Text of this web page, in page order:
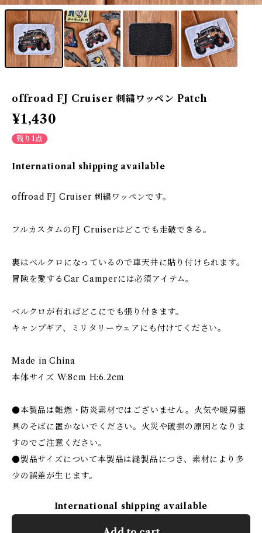
offroad FJ Cruiser 刺繍ワッペン Patch
¥1,430
残り1点
International shipping available
offroad FJ Cruiser 刺繍ワッペンです。
フルカスタムのFJ Cruiserはどこでも走破できる。
裏はベルクロになっているので車天井に貼り付けられます。
冒険を愛するCar Camperには必須アイテム。
ベルクロが有ればどこにでも張り付きます。
キャンプギア、ミリタリーウェアにも付けてください。
Made in China
本体サイズ W:8cm H:6.2cm
●本製品は難燃・防炎素材ではございません。火気や暖房器
具のそばに置かないでください。火災や破損の原因となりま
すのでご注意ください。
●製品サイズについて本製品は縫製品につき、素材により多
少の誤差が生じます。
International shipping available